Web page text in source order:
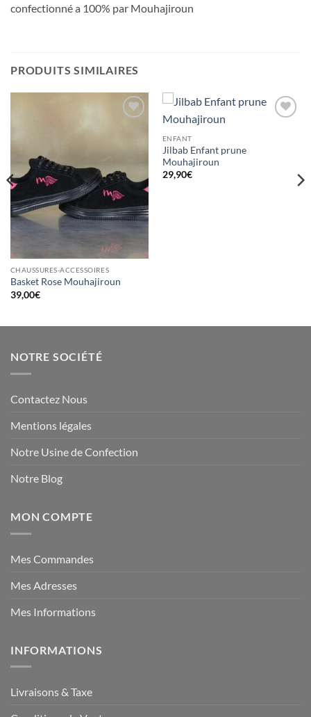
confectionné a 100% par Mouhajiroun
PRODUITS SIMILAIRES
CHAUSSURES-ACCESSOIRES
Basket Rose Mouhajiroun
39,00€
ENFANT
Jilbab Enfant prune
Mouhajiroun
29,90€
NOTRE SOCIÉTÉ
Contactez Nous
Mentions légales
Notre Usine de Confection
Notre Blog
MON COMPTE
Mes Commandes
Mes Adresses
Mes Informations
INFORMATIONS
Livraisons & Taxe